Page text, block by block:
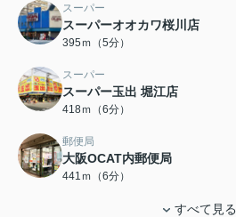
スーパー
スーパーオオカワ桜川店
395ｍ（5分）
スーパー
スーパー玉出 堀江店
418ｍ（6分）
郵便局
大阪OCAT内郵便局
441ｍ（6分）
すべて見る